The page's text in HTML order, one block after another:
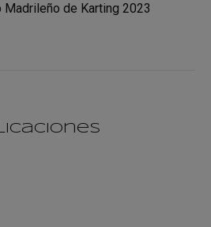
Madrileño de Karting 2023